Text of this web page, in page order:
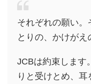
それぞれの願い。
とりの、かけがえ
JCBは約束します
りと受けとめ、